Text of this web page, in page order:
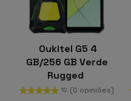
Oukitel G5 4
GB/256 GB Verde
Rugged
10 (0 opiniões)